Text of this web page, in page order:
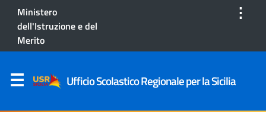
Ministero
dell'Istruzione e del
Merito
⋮
Ufficio Scolastico Regionale per la Sicilia